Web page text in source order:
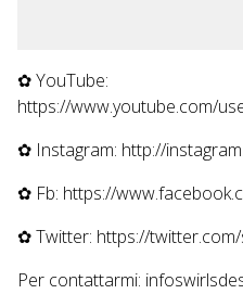
✿ YouTube:
https://www.youtube.com/
✿ Instagram: http://
✿ Fb: https://
✿ Twitter: https://
Per contattarmi: